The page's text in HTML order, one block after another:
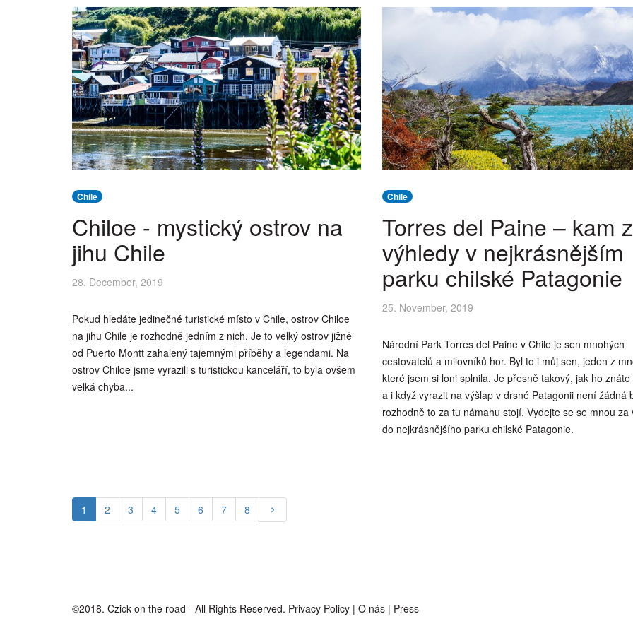
Chile
Chiloe - mystický ostrov na
jihu Chile
28. December, 2019
Pokud hledáte jedinečné turistické místo v Chile, ostrov Chiloe
na jihu Chile je rozhodně jedním z nich. Je to velký ostrov jižně
od Puerto Montt zahalený tajemnými příběhy a legendami. Na
ostrov Chiloe jsme vyrazili s turistickou kanceláří, to byla ovšem
velká chyba...
Chile
Torres del Paine – kam
výhledy v nejkrásnějším
parku chilské Patagonie
25. November, 2019
Národní Park Torres del Paine v Chile je sen mnohých
cestovatelů a milovníků hor. Byl to i můj sen, jeden z
které jsem si loni splnila. Je přesně takový, jak ho znáte
a i když vyrazit na výšlap v drsné Patagonii není žádná
rozhodně to za tu námahu stojí. Vydejte se se mnou za
do nejkrásnějšího parku chilské Patagonie.
1 2 3 4 5 6 7 8
©2018. Czick on the road - All Rights Reserved. Privacy Policy | O nás | Press